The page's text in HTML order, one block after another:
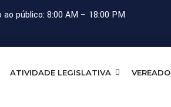
público: 8:00 AM – 18:00 PM
ATIVIDADE LEGISLATIVA